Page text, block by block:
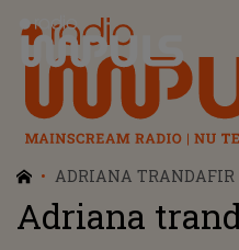
Radio Impuls
ADRIANA TRANDAFIR
Adriana